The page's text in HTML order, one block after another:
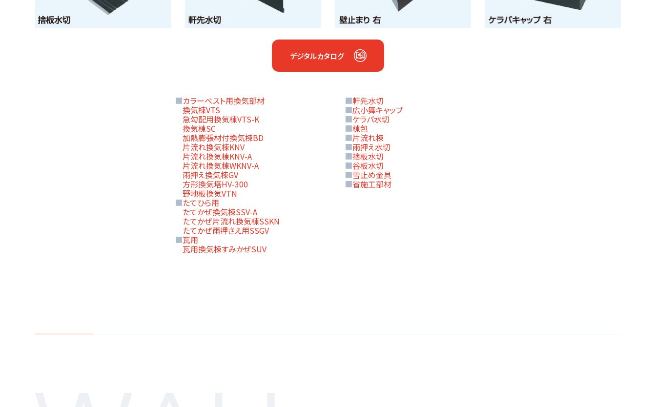
デジタルカタログ
■カラーベスト用換気部材
換気棟VTS
急勾配用換気棟VTS-K
換気棟SC
加熱膨張材付換気棟BD
片流れ換気棟KNV
片流れ換気棟KNV-A
片流れ換気棟WKNV-A
雨押え換気棟GV
方形換気塔HV-300
野地板換気VTN
■たてひら用
たてかぜ換気棟SSV-A
たてかぜ片流れ換気棟SSKN
たてかぜ雨押さえ用SSGV
■瓦用
瓦用換気棟すみかぜSUV
■軒先水切
■広小舞キャップ
■ケラバ水切
■棟包
■片流れ棟
■雨押え水切
■捨板水切
■谷板水切
■雪止め金具
■省施工部材